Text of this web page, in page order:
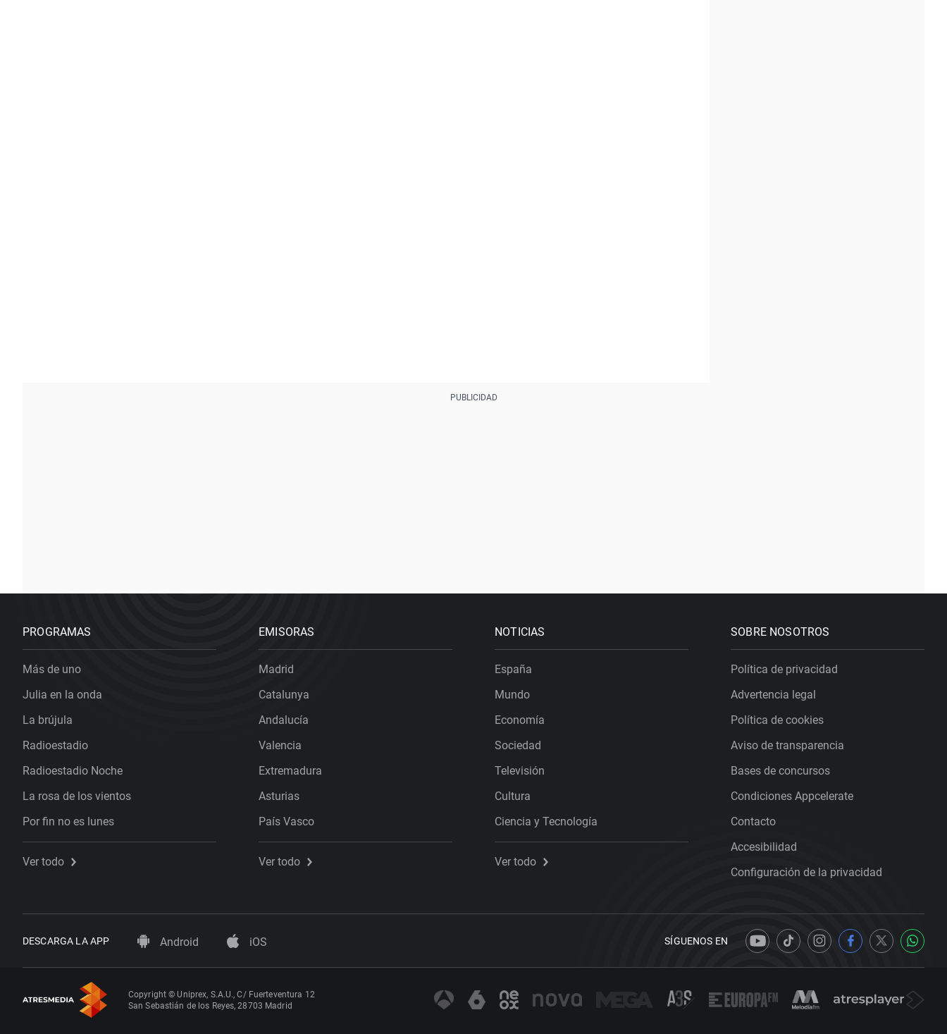
PROGRAMAS
Más de uno
Julia en la onda
La brújula
Radioestadio
Radioestadio Noche
La rosa de los vientos
Por fin no es lunes
Ver todo
EMISORAS
Madrid
Catalunya
Andalucía
Valencia
Extremadura
Asturias
País Vasco
Ver todo
NOTICIAS
España
Mundo
Economía
Sociedad
Televisión
Cultura
Ciencia y Tecnología
Ver todo
SOBRE NOSOTROS
Política de privacidad
Advertencia legal
Política de cookies
Aviso de transparencia
Bases de concursos
Condiciones Appcelerate
Contacto
Accesibilidad
Configuración de la privacidad
DESCARGA LA APP Android iOS SÍGUENOS EN
Copyright © Uniprex, S.A.U., C/ Fuerteventura 12
San Sebastián de los Reyes, 28703 Madrid